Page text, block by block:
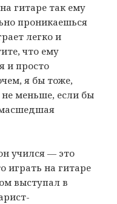
гитаре так ему
проникаешься
легко и
что ему
и просто
я бы тоже,
меньше, если бы
учился — это
играть на гитаре
выступал в